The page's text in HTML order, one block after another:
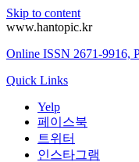
Skip to content
www.hantopic.kr
Online ISSN 2671-9916,
Quick Links
Yelp
페이스북
트위터
인스타그램